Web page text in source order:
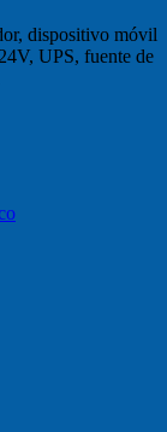
dispositivo móvil
UPS, fuente de